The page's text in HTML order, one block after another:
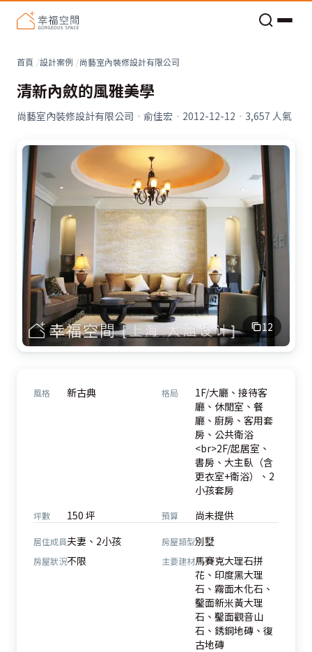
首頁 設計案例 尚藝室內裝修設計有限公司
清新內斂的風雅美學
尚藝室內裝修設計有限公司 · 俞佳宏 · 2012-12-12 · 3,657 人氣
12
風格 新古典 格局
1F/大廳、接待客
廳、休閒室、餐
廳、廚房、客用套
房、公共衛浴
<br>2F/起居室、
書房、大主臥（含
更衣室+衛浴）、2
小孩套房
坪數 150 坪 預算 尚未提供
居住成員夫妻、2小孩 房屋類型別墅
房屋狀況不限 主要建材馬賽克大理石拼
花、印度黑大理
石、霧面木化石、
鑿面新米黃大理
石、鑿面觀音山
石、銹銅地磚、復
古地磚